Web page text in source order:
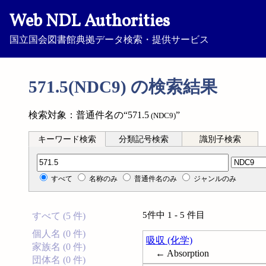
Web NDL Authorities
国立国会図書館典拠データ検索・提供サービス
571.5(NDC9) の検索結果
検索対象：普通件名の“571.5 (NDC9)”
キーワード検索 分類記号検索 識別子検索
分類記号検索
すべて 名称のみ 普通件名のみ ジャンルのみ
すべて (5 件)
個人名 (0 件)
家族名 (0 件)
団体名 (0 件)
5件中 1 - 5 件目
吸収 (化学)
← Absorption